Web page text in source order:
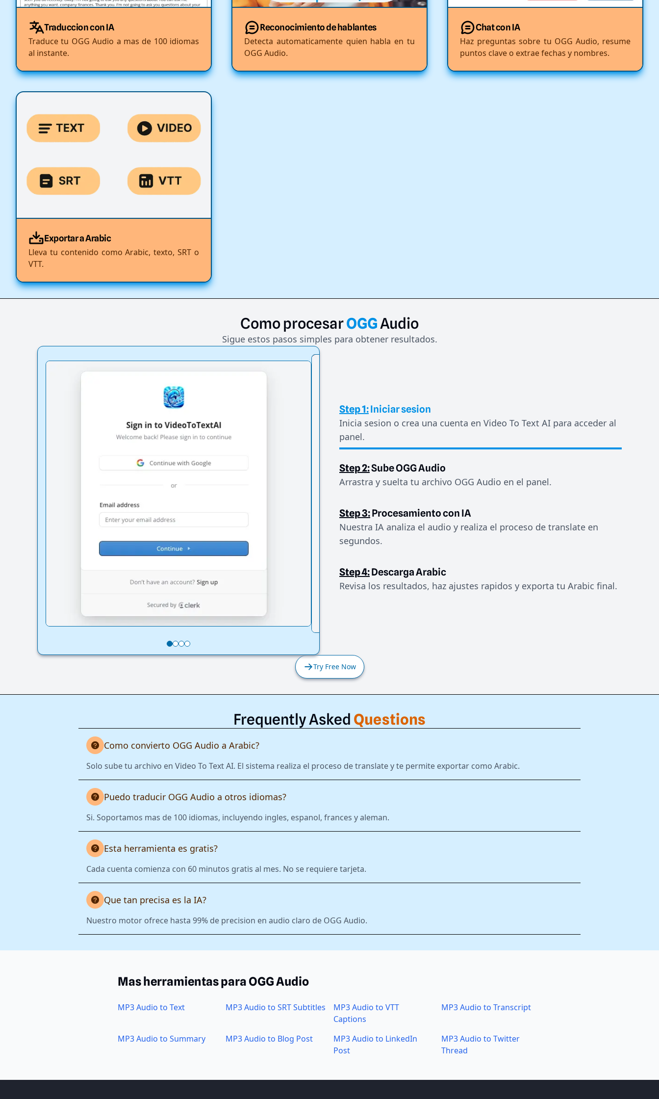
Traduccion con IA
Traduce tu OGG Audio a mas de 100 idiomas
al instante.
Reconocimiento de hablantes
Detecta automaticamente quien habla en tu
OGG Audio.
Chat con IA
Haz preguntas sobre tu OGG Audio, resume
puntos clave o extrae fechas y nombres.
Exportar a Arabic
Lleva tu contenido como Arabic, texto, SRT o
VTT.
ComoprocesarOGGAudio
Sigue estos pasos simples para obtener resultados.
Step 1:Iniciar sesion
Inicia sesion o crea una cuenta en Video To Text AI para acceder al
panel.
Step 2:Sube OGG Audio
Arrastra y suelta tu archivo OGG Audio en el panel.
Step 3:Procesamiento con IA
Nuestra IA analiza el audio y realiza el proceso de translate en
segundos.
Step 4:Descarga Arabic
Revisa los resultados, haz ajustes rapidos y exporta tu Arabic final.
Try Free Now
Frequently Asked Questions
Como convierto OGG Audio a Arabic?
Solo sube tu archivo en Video To Text AI. El sistema realiza el proceso de translate y te permite exportar como Arabic.
Puedo traducir OGG Audio a otros idiomas?
Si. Soportamos mas de 100 idiomas, incluyendo ingles, espanol, frances y aleman.
Esta herramienta es gratis?
Cada cuenta comienza con 60 minutos gratis al mes. No se requiere tarjeta.
Que tan precisa es la IA?
Nuestro motor ofrece hasta 99% de precision en audio claro de OGG Audio.
Mas herramientas para OGG Audio
MP3 Audio to Text MP3 Audio to SRT Subtitles
MP3 Audio to VTT
Captions
MP3 Audio to Transcript
MP3 Audio to Summary MP3 Audio to Blog Post
MP3 Audio to LinkedIn
Post
MP3 Audio to Twitter
Thread